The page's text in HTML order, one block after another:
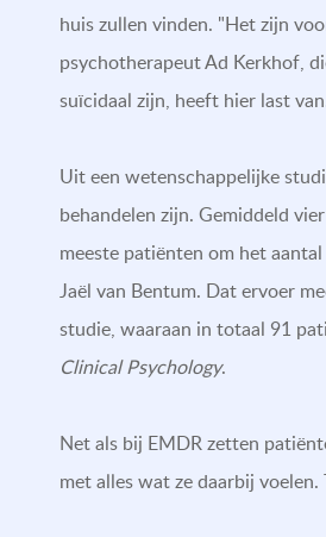
huis zullen vinden. "Het zijn
psychotherapeut Ad Kerkhof,
suïcidaal zijn, heeft hier last
Uit een wetenschappelijke
behandelen zijn. Gemiddeld
meeste patiënten om het
Jaël van Bentum. Dat ervoer
studie, waaraan in totaal 91
Clinical Psychology.
Net als bij EMDR zetten
met alles wat ze daarbij